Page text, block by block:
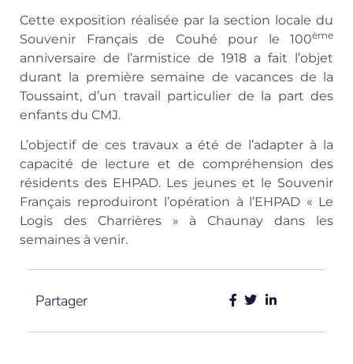
Cette exposition réalisée par la section locale du
Souvenir Français de Couhé pour le 100ème
anniversaire de l’armistice de 1918 a fait l’objet
durant la première semaine de vacances de la
Toussaint, d’un travail particulier de la part des
enfants du CMJ.
L’objectif de ces travaux a été de l’adapter à la
capacité de lecture et de compréhension des
résidents des EHPAD. Les jeunes et le Souvenir
Français reproduiront l’opération à l’EHPAD « Le
Logis des Charrières » à Chaunay dans les
semaines à venir.
Partager